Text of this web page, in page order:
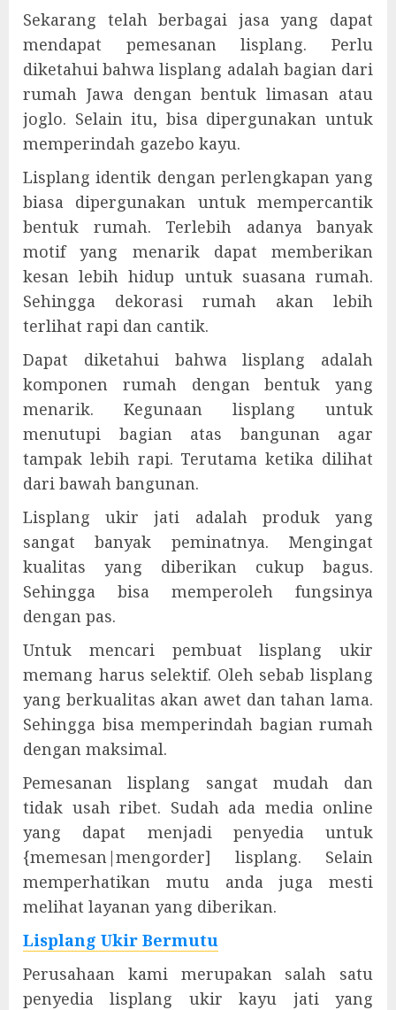
Sekarang telah berbagai jasa yang dapat
mendapat pemesanan lisplang. Perlu
diketahui bahwa lisplang adalah bagian dari
rumah Jawa dengan bentuk limasan atau
joglo. Selain itu, bisa dipergunakan untuk
memperindah gazebo kayu.
Lisplang identik dengan perlengkapan yang
biasa dipergunakan untuk mempercantik
bentuk rumah. Terlebih adanya banyak
motif yang menarik dapat memberikan
kesan lebih hidup untuk suasana rumah.
Sehingga dekorasi rumah akan lebih
terlihat rapi dan cantik.
Dapat diketahui bahwa lisplang adalah
komponen rumah dengan bentuk yang
menarik. Kegunaan lisplang untuk
menutupi bagian atas bangunan agar
tampak lebih rapi. Terutama ketika dilihat
dari bawah bangunan.
Lisplang ukir jati adalah produk yang
sangat banyak peminatnya. Mengingat
kualitas yang diberikan cukup bagus.
Sehingga bisa memperoleh fungsinya
dengan pas.
Untuk mencari pembuat lisplang ukir
memang harus selektif. Oleh sebab lisplang
yang berkualitas akan awet dan tahan lama.
Sehingga bisa memperindah bagian rumah
dengan maksimal.
Pemesanan lisplang sangat mudah dan
tidak usah ribet. Sudah ada media online
yang dapat menjadi penyedia untuk
{memesan|mengorder] lisplang. Selain
memperhatikan mutu anda juga mesti
melihat layanan yang diberikan.
Lisplang Ukir Bermutu
Perusahaan kami merupakan salah satu
penyedia lisplang ukir kayu jati yang